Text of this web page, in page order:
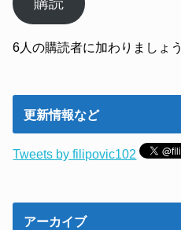
ド
ス
6人の購読者に加わりましょう
更新情報など
Tweets by filipovic102
アーカイブ